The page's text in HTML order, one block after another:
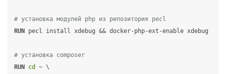
# установка модулей php из репозитория pecl
RUN
pecl install xdebug && docker-php-ext-enable xdebug
# установка composer
RUN
cd
~ \